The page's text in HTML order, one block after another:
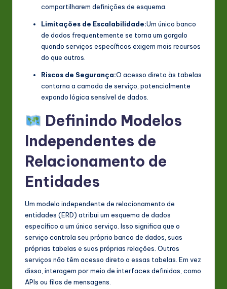
compartilharem definições de esquema.
Limitações de Escalabilidade:Um único banco
de dados frequentemente se torna um gargalo
quando serviços específicos exigem mais recursos
do que outros.
Riscos de Segurança:O acesso direto às tabelas
contorna a camada de serviço, potencialmente
expondo lógica sensível de dados.
Definindo Modelos
Independentes de
Relacionamento de
Entidades
Um modelo independente de relacionamento de
entidades (ERD) atribui um esquema de dados
específico a um único serviço. Isso significa que o
serviço controla seu próprio banco de dados, suas
próprias tabelas e suas próprias relações. Outros
serviços não têm acesso direto a essas tabelas. Em vez
disso, interagem por meio de interfaces definidas, como
APIs ou filas de mensagens.